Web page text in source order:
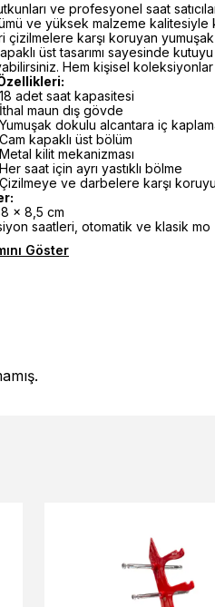
ve profesyonel saat
ve yüksek malzeme kalitesiyle
çizilmelere karşı koruyan yumuşak
üst tasarımı sayesinde
Hem kişisel
18 adet saat kapasitesi
İthal maun dış gövde
Yumuşak dokulu alcantara iç
Cam kapaklı üst bölüm
Metal kilit mekanizması
Her saat için ayrı yastıklı bölme
Çizilmeye ve darbelere karşı
x 8,5 cm
saatleri, otomatik ve klasik mo
Göster